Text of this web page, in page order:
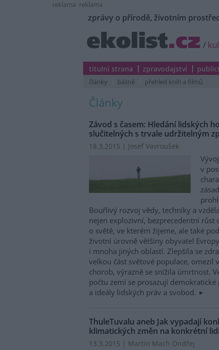
reklama reklama
zprávy o přírodě, životním
/
titulní strana zpravodajství
články básně přehled knih a filmů
Články
Závod s časem: Hledání lidských
slučitelných s trvale udržitelným
18.3.2015 | Josef Vavroušek
v
Bouřlivý rozvoj vědy, techniky a
nejen explozivní, bezprecedentní růst
o světě, ve kterém žijeme, ale také
životní úrovně většiny obyvatel
i mnoha jiných oblastí. Zlepšila se
velkou část světové populace, omezil
chorob, výrazně se snížila úmrtnost.
počtu zemí se prosazují
a ideály lidských práv a svobod.
ThuleTuvalu aneb Jak vypadají
klimatických změn na konkrétní lidi
13.3.2015 | Martin Mach Ondřej